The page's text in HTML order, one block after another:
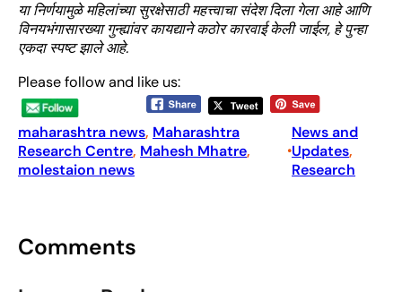
या निर्णयामुळे महिलांच्या सुरक्षेसाठी महत्त्वाचा संदेश दिला गेला आहे आणि
विनयभंगासारख्या गुन्ह्यांवर कायद्याने कठोर कारवाई केली जाईल, हे पुन्हा
एकदा स्पष्ट झाले आहे.
Please follow and like us:
maharashtra news, Maharashtra
Research Centre, Mahesh Mhatre
molestaion news
•
News and
Updates
Research
Comments